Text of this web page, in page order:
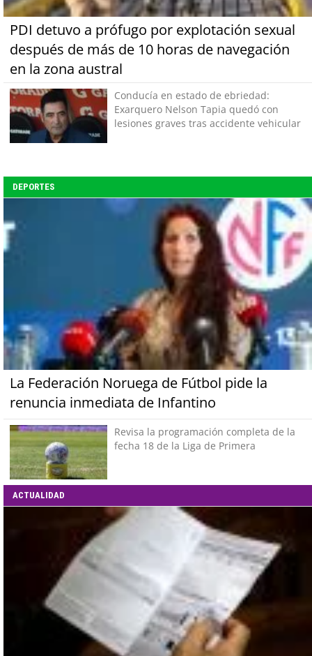
PDI detuvo a prófugo por explotación sexual
después de más de 10 horas de navegación
en la zona austral
Conducía en estado de ebriedad:
Exarquero Nelson Tapia quedó con
lesiones graves tras accidente vehicular
DEPORTES
La Federación Noruega de Fútbol pide la
renuncia inmediata de Infantino
Revisa la programación completa de la
fecha 18 de la Liga de Primera
ACTUALIDAD